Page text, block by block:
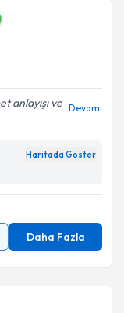
Aydınlatma
anlayışı ve Devamı
Haritada Göster
Daha Fazla